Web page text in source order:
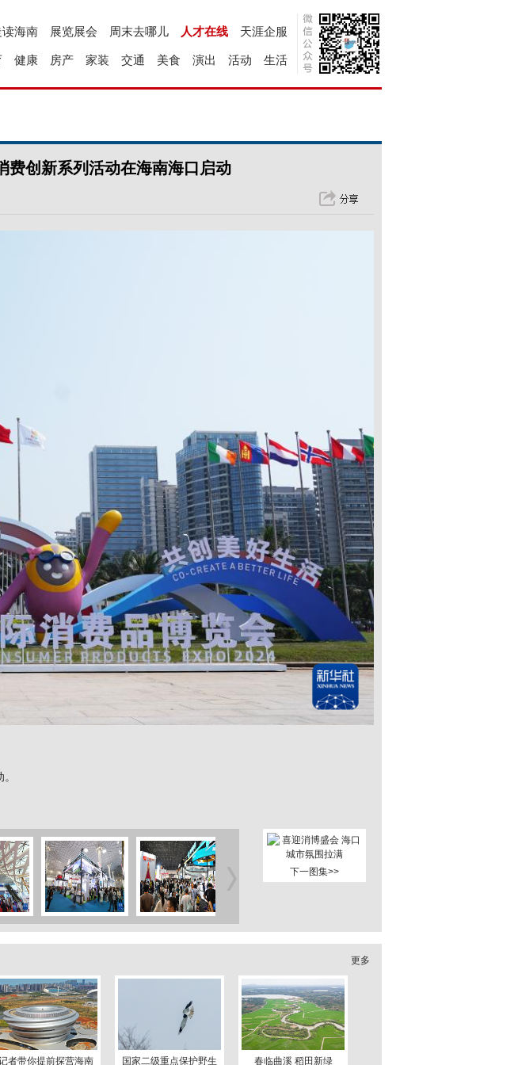
天涯企服
人才在线
周末去哪儿
展览展会
读海南
生活
活动
演出
美食
交通
家装
房产
健康
费创新系列活动在海南海口启动
下一图集>>
更多
者带你提前探营海南 国家二级重点保护野生 春临曲溪 稻田新绿